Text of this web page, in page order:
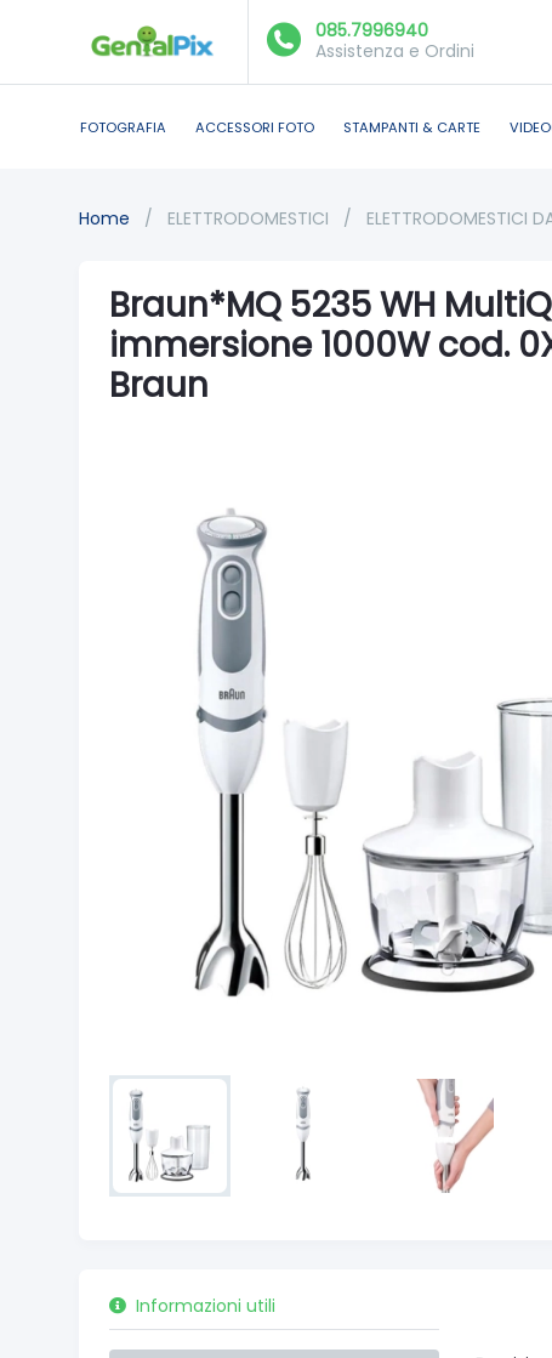
085.7996940
Assistenza e Ordini
FOTOGRAFIA ACCESSORI FOTO STAMPANTI & CARTE
Home / ELETTRODOMESTICI / ELETTRODOMESTICI
Braun*MQ 5235 WH
immersione 1000W cod.
Braun
Informazioni utili